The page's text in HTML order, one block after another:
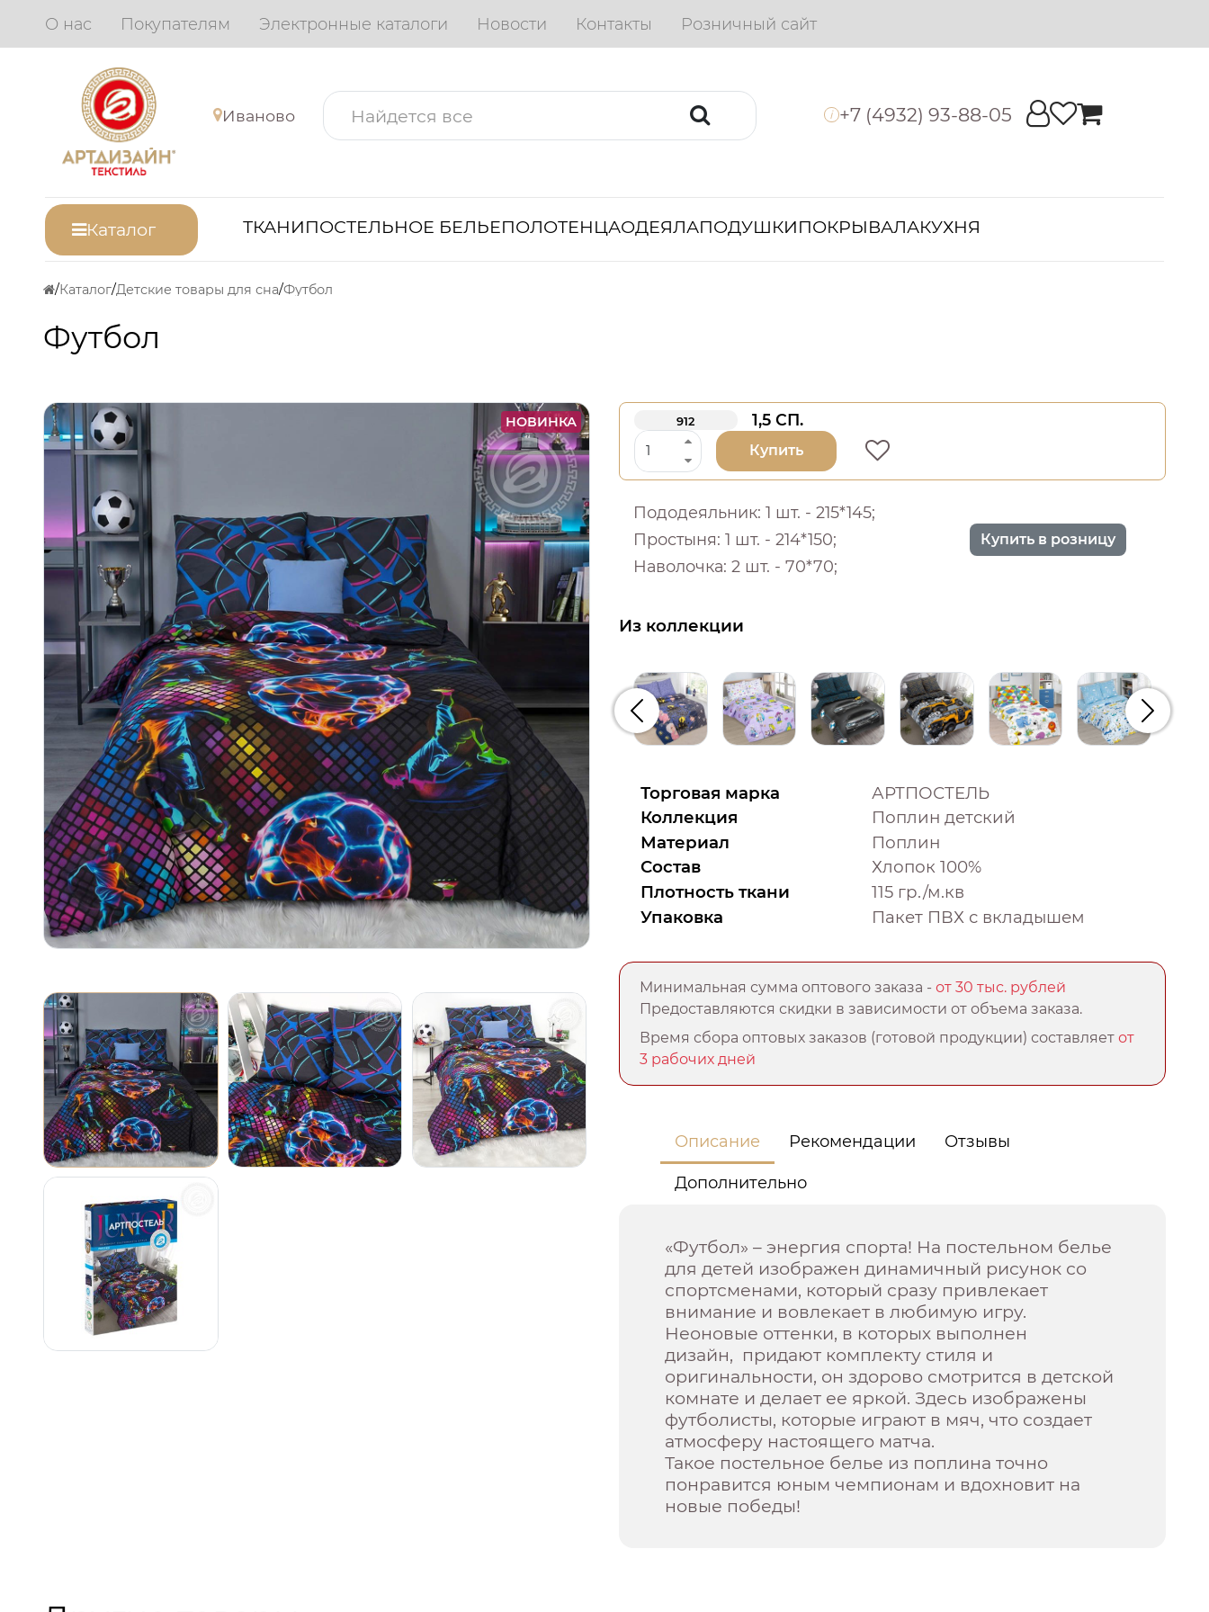
О нас Покупателям Электронные каталоги Новости Контакты Розничный сайт
Иваново i +7 (4932) 93-88-05
Каталог ТКАНИПОСТЕЛЬНОЕ БЕЛЬЕПОЛОТЕНЦАОДЕЯЛАПОДУШКИПОКРЫВАЛАКУХНЯ
Каталог Детские товары для сна Футбол
Футбол
НОВИНКА 912 1,5 СП.
Купить
Пододеяльник: 1 шт. - 215*145;
Простыня: 1 шт. - 214*150;
Наволочка: 2 шт. - 70*70;
Купить в розницу
Из коллекции
Предыдущий
Торговая марка
АРТПОСТЕЛЬ
Коллекция
Поплин детский
Материал
Поплин
Состав
Хлопок 100%
Плотность ткани
115 гр./м.кв
Упаковка
Пакет ПВХ с вкладышем
Минимальная сумма оптового заказа -от 30 тыс. рублей
Предоставляются скидки в зависимости от объема заказа.
Время сбора оптовых заказов (готовой продукции) составляетот
3 рабочих дней
Описание Рекомендации Отзывы
Дополнительно
«Футбол» – энергия спорта! На постельном белье
для детей изображен динамичный рисунок со
спортсменами, который сразу привлекает
внимание и вовлекает в любимую игру.
Неоновые оттенки, в которых выполнен
дизайн, придают комплекту стиля и
оригинальности, он здорово смотрится в детской
комнате и делает ее яркой. Здесь изображены
футболисты, которые играют в мяч, что создает
атмосферу настоящего матча.
Такое постельное белье из поплина точно
понравится юным чемпионам и вдохновит на
новые победы!